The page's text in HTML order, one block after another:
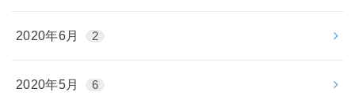
2020年6月 2
2020年5月 6